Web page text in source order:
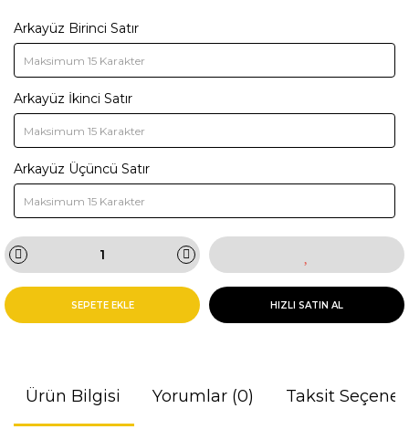
Arkayüz Birinci Satır
Arkayüz İkinci Satır
Arkayüz Üçüncü Satır
SEPETE EKLE HIZLI SATIN AL
Ürün Bilgisi Yorumlar (0) Taksit